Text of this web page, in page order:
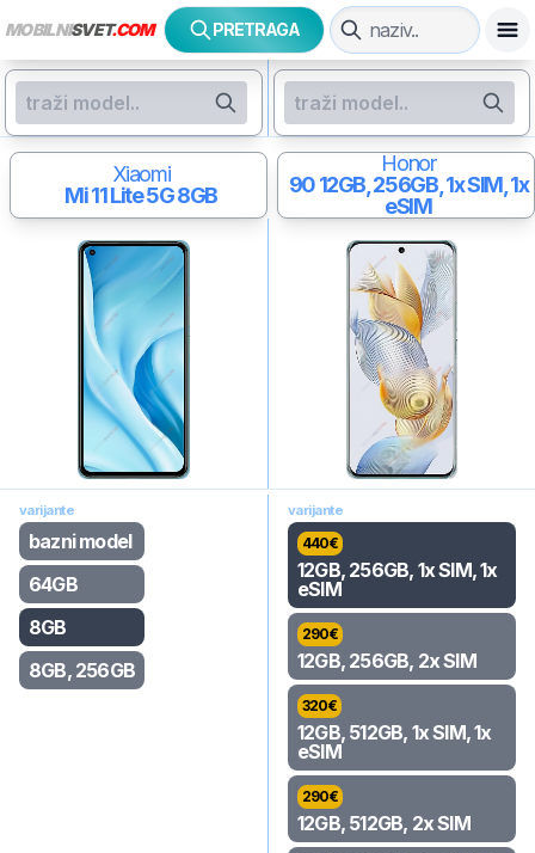
MOBILNISVET.COM PRETRAGA
Xiaomi
Mi 11 Lite 5G8GB
Honor
9012GB, 256GB, 1x SIM, 1x
eSIM
varijante
bazni model
64GB
8GB
8GB, 256GB
varijante
440€
12GB, 256GB, 1x SIM, 1x
eSIM
290€
12GB, 256GB, 2x SIM
320€
12GB, 512GB, 1x SIM, 1x
eSIM
290€
12GB, 512GB, 2x SIM